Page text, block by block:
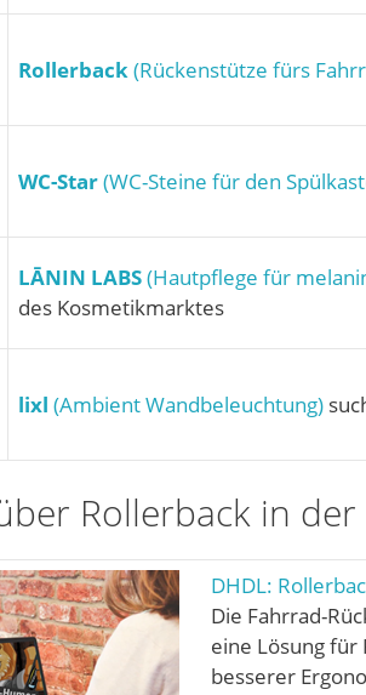
Rollerback (Rückenstütze fürs
WC-Star(WC-Steine für den
LĀNIN LABS(Hautpflege für
des Kosmetikmarktes
lixl (Ambient Wandbeleuchtung)
Rollerback in
DHDL:
Die Fahrrad-
eine Lösung für
besserer